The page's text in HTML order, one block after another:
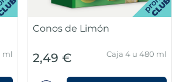
ml
Conos de Limón
2,49 € Caja 4 u 480 ml